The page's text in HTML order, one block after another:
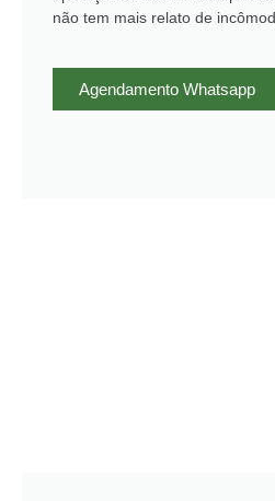
não tem mais relato de
Agendamento Whatsapp